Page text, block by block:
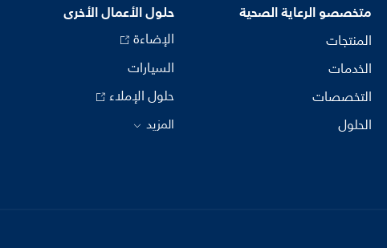
متخصصو الرعاية الصحية
المنتجات
الخدمات
التخصصات
الحلول
حلول الأعمال الأخرى
الإضاءة
السيارات
حلول الإملاء
المزيد